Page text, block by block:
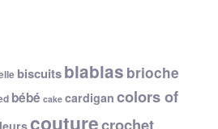
biscuitsblablas brioche
bébé cake cardigan colors of
couture